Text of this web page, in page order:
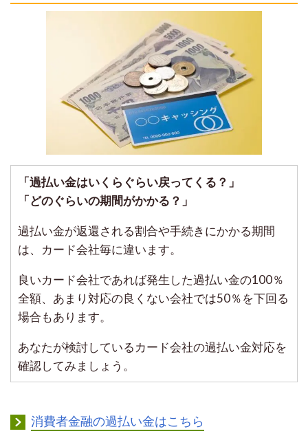
「過払い金はいくらぐらい戻ってくる？」
「どのぐらいの期間がかかる？」
過払い金が返還される割合や手続きにかかる期間
は、カード会社毎に違います。
良いカード会社であれば発生した過払い金の100％
全額、あまり対応の良くない会社では50％を下回る
場合もあります。
あなたが検討しているカード会社の過払い金対応を
確認してみましょう。
消費者金融の過払い金はこちら